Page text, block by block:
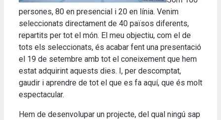
persones, 80 en presencial i 20 en línia. Venim
seleccionats directament de 40 països diferents,
repartits per tot el món. El meu objectiu, com el de
tots els seleccionats, és acabar fent una presentació
el 19 de setembre amb tot el coneixement que hem
estat adquirint aquests dies. I, per descomptat,
gaudir i aprendre de tot el que es fa aquí, que és molt
espectacular.
Hem de desenvolupar un projecte, del qual ningú sap